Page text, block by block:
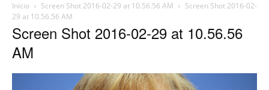
Inicio Screen Shot 2016-02-29 at 10.56.56 AM
Screen Shot 2016-02-
29 at 10.56.56 AM
Screen Shot 2016-02-29 at 10.56.56
AM